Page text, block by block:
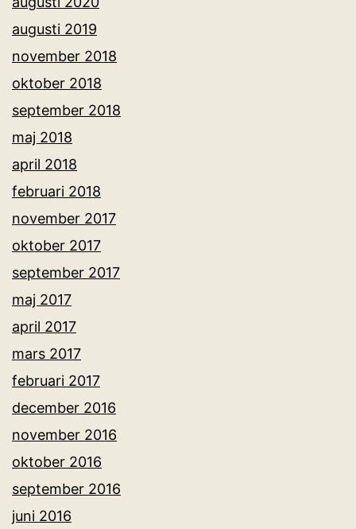
augusti 2019
november 2018
oktober 2018
september 2018
maj 2018
april 2018
februari 2018
november 2017
oktober 2017
september 2017
maj 2017
april 2017
mars 2017
februari 2017
december 2016
november 2016
oktober 2016
september 2016
juni 2016